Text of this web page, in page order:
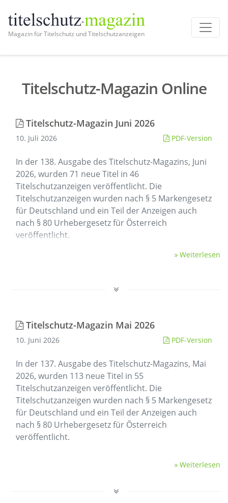
Magazin für Titelschutz und Titelschutzanzeigen
Titelschutz-Magazin Online
Titelschutz-Magazin Juni 2026
10. Juli 2026 PDF-Version
In der 138. Ausgabe des Titelschutz-Magazins, Juni
2026, wurden 71 neue Titel in 46
Titelschutzanzeigen veröffentlicht. Die
Titelschutzanzeigen wurden nach § 5 Markengesetz
für Deutschland und ein Teil der Anzeigen auch
nach § 80 Urhebergesetz für Österreich
veröffentlicht.
Weiterlesen
Titelschutz-Magazin Mai 2026
10. Juni 2026 PDF-Version
In der 137. Ausgabe des Titelschutz-Magazins, Mai
2026, wurden 113 neue Titel in 55
Titelschutzanzeigen veröffentlicht. Die
Titelschutzanzeigen wurden nach § 5 Markengesetz
für Deutschland und ein Teil der Anzeigen auch
nach § 80 Urhebergesetz für Österreich
veröffentlicht.
Weiterlesen